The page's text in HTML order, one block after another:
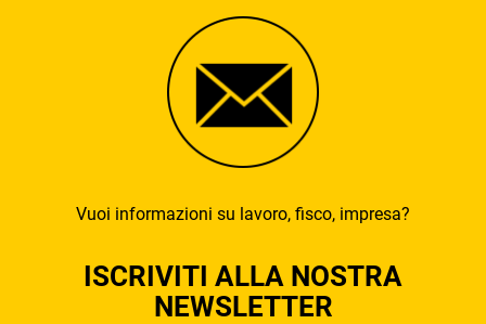
Vuoi informazioni su lavoro, fisco, impresa?
ISCRIVITI ALLA NOSTRA
NEWSLETTER